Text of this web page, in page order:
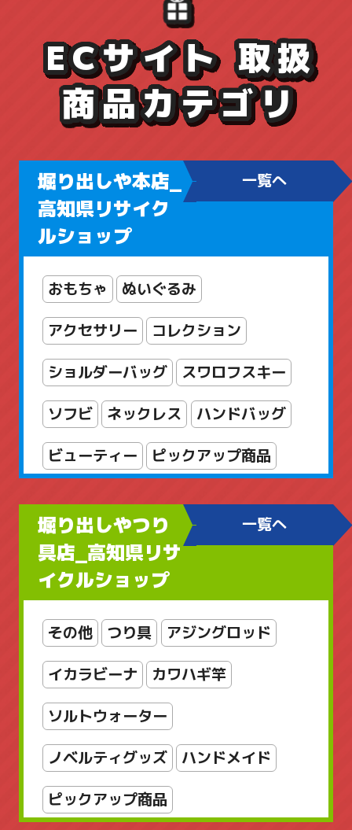
ECサイト 取扱
商品カテゴリ
堀り出しや本店_
高知県リサイク
ルショップ
一覧へ
おもちゃ ぬいぐるみ
アクセサリー コレクション
ショルダーバッグ スワロフスキー
ソフビ ネックレス ハンドバッグ
ビューティー ピックアップ商品
ブローチ ヘルスケア
レディースアクセサリー
レディースバッグ 京商 工芸品
店舗販売品 指輪・リング
新着商品 新着商品
美術品 輪島塗 金属工芸 銅製
雑貨 骨董品 骨董品_日本の陶磁
堀り出しやつり
具店_高知県リサ
イクルショップ
一覧へ
その他 つり具 アジングロッド
イカラビーナ カワハギ竿
ソルトウォーター
ノベルティグッズ ハンドメイド
ピックアップ商品